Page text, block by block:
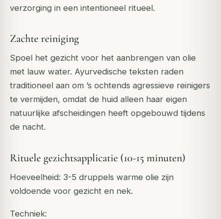
verzorging in een intentioneel ritueel.
Zachte reiniging
Spoel het gezicht voor het aanbrengen van olie
met lauw water. Ayurvedische teksten raden
traditioneel aan om ’s ochtends agressieve reinigers
te vermijden, omdat de huid alleen haar eigen
natuurlijke afscheidingen heeft opgebouwd tijdens
de nacht.
Rituele gezichtsapplicatie (10-15 minuten)
Hoeveelheid: 3-5 druppels warme olie zijn
voldoende voor gezicht en nek.
Techniek: